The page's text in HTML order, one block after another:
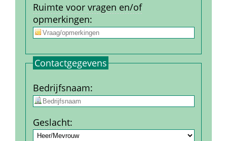
Ruimte voor vragen en/of
opmerkingen:
Contact­gegevens
Bedrijfs­naam:
Geslacht: